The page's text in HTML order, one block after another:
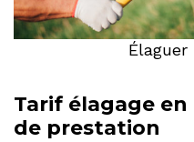
Tarif élagage
de prestation